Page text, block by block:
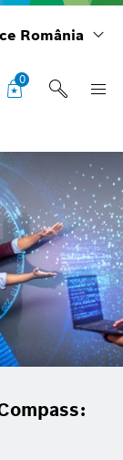
România
0